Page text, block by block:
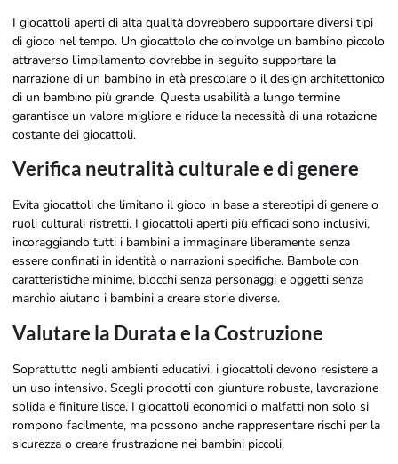
I giocattoli aperti di alta qualità dovrebbero supportare diversi tipi
di gioco nel tempo. Un giocattolo che coinvolge un bambino piccolo
attraverso l'impilamento dovrebbe in seguito supportare la
narrazione di un bambino in età prescolare o il design architettonico
di un bambino più grande. Questa usabilità a lungo termine
garantisce un valore migliore e riduce la necessità di una rotazione
costante dei giocattoli.
Verifica neutralità culturale e di genere
Evita giocattoli che limitano il gioco in base a stereotipi di genere o
ruoli culturali ristretti. I giocattoli aperti più efficaci sono inclusivi,
incoraggiando tutti i bambini a immaginare liberamente senza
essere confinati in identità o narrazioni specifiche. Bambole con
caratteristiche minime, blocchi senza personaggi e oggetti senza
marchio aiutano i bambini a creare storie diverse.
Valutare la Durata e la Costruzione
Soprattutto negli ambienti educativi, i giocattoli devono resistere a
un uso intensivo. Scegli prodotti con giunture robuste, lavorazione
solida e finiture lisce. I giocattoli economici o malfatti non solo si
rompono facilmente, ma possono anche rappresentare rischi per la
sicurezza o creare frustrazione nei bambini piccoli.